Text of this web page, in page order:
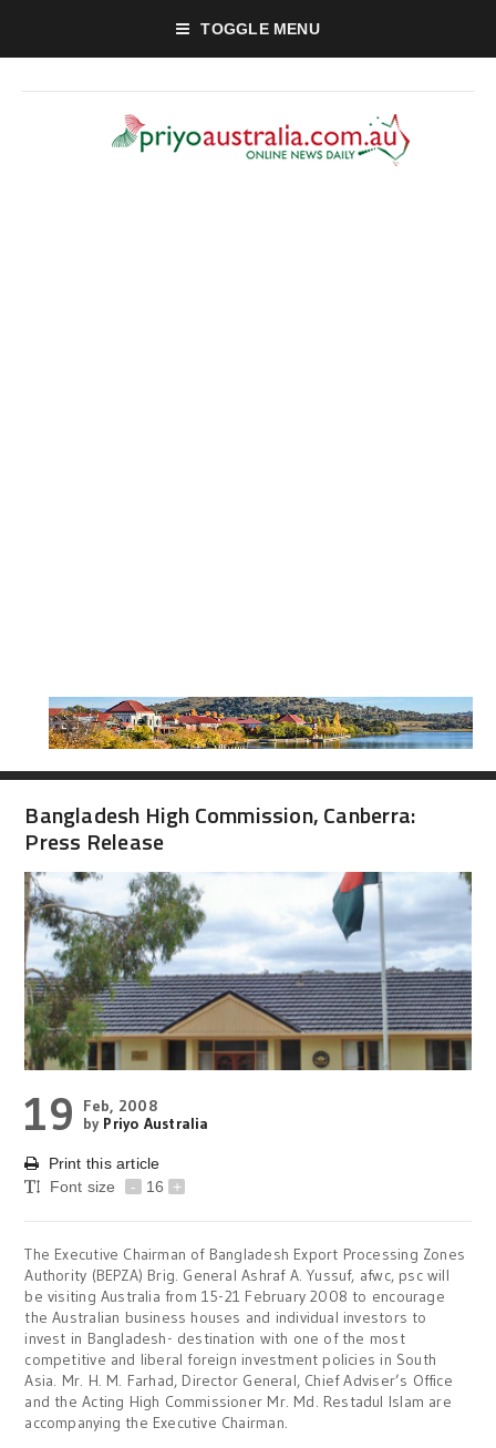
TOGGLE MENU
Bangladesh High Commission, Canberra:
Press Release
19
Feb, 2008
by Priyo Australia
Print this article
Font size
- 16 +
The Executive Chairman of Bangladesh Export Processing Zones
Authority (BEPZA) Brig. General Ashraf A. Yussuf, afwc, psc will
be visiting Australia from 15-21 February 2008 to encourage
the Australian business houses and individual investors to
invest in Bangladesh- destination with one of the most
competitive and liberal foreign investment policies in South
Asia. Mr. H. M. Farhad, Director General, Chief Adviser’s Office
and the Acting High Commissioner Mr. Md. Restadul Islam are
accompanying the Executive Chairman.